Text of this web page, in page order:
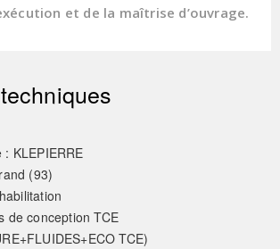
et de la maîtrise d’ouvrage.
: KLEPIERRE
(93)
de conception TCE
TCE)